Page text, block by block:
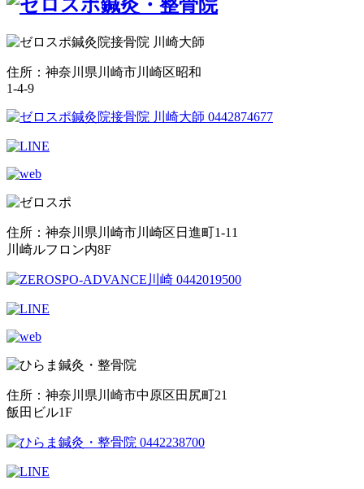
住所：神奈川県川崎市川崎区昭和
1-4-9
住所：神奈川県川崎市川崎区日進町1-11
川崎ルフロン内8F
住所：神奈川県川崎市中原区田尻町21
飯田ビル1F